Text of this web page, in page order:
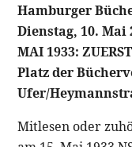
Hamburger
Dienstag, 10. Mai
MAI 1933:
Platz der
Ufer/
Mitlesen oder